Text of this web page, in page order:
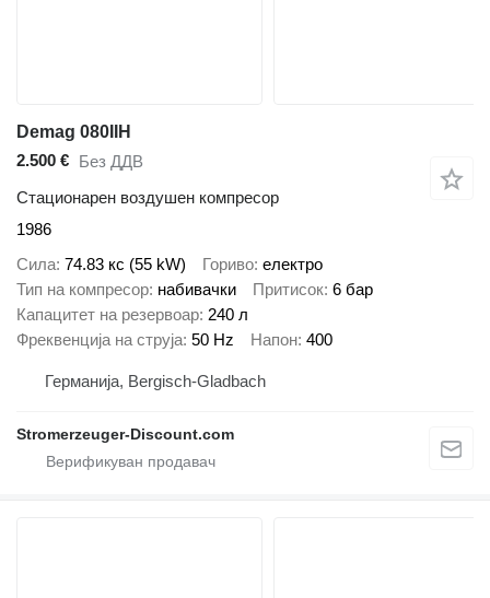
Demag 080IIH
2.500 € Без ДДВ
Стационарен воздушен компресор
1986
Сила 74.83 кс (55 kW) Гориво електро
Тип на компресор набивачки Притисок 6 бар
Капацитет на резервоар 240 л
Фреквенција на струја 50 Hz Напон 400
Германија, Bergisch-Gladbach
Stromerzeuger-Discount.com